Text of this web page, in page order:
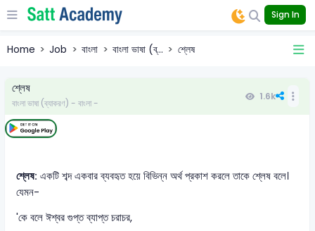
Sign In
Home Job বাংলা বাংলা ভাষা (ব্... শ্লেষ
শ্লেষ
বাংলা ভাষা (ব্যাকরণ) - বাংলা -
1.6k
শ্লেষ:একটি শব্দ একবার ব্যবহৃত হয়ে বিভিন্ন অর্থ প্রকাশ করলে তাকে শ্লেষ বলে।
যেমন-
'কে বলে ঈশ্বর গুপ্ত ব্যাপ্ত চরাচর,